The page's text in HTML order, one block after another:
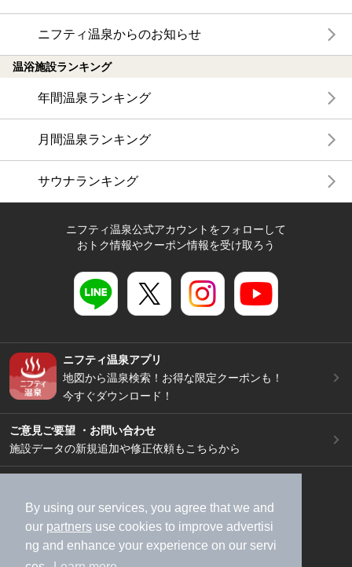
By using our services, you agree that we and
our partners use cookies to improve advertisi
ng and enhance your experience on our servi
ニフティ温泉からのお知らせ
温浴施設ランキング
年間温泉ランキング
月間温泉ランキング
サウナランキング
ニフティ温泉公式アカウントをフォローして
おトク情報やクーポン情報を受け取ろう
ニフティ温泉アプリ
地図から温泉検索！お得な限定クーポンも！
今すぐダウンロード！
ご意見ご要望 ・お問い合わせ
施設データの新規追加や修正依頼もこちらから
加盟店募集（資料請求）
広告出稿のご案内
利用規約
ライフスタイルMEMBERS+規約
特定商取引法に基づく表記
ヘルプ
採用情報